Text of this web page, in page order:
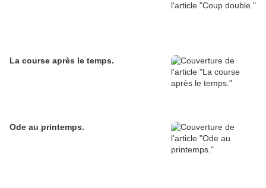
La course après le temps.
Ode au printemps.